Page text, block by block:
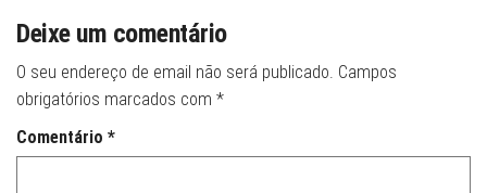
Deixe um comentário
O seu endereço de email não será publicado. Campos
obrigatórios marcados com *
Comentário *